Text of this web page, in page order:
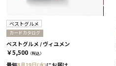
ベストグルメ
カードカタログ
ベストグルメ / ヴィユメン
￥5,500 （税込）